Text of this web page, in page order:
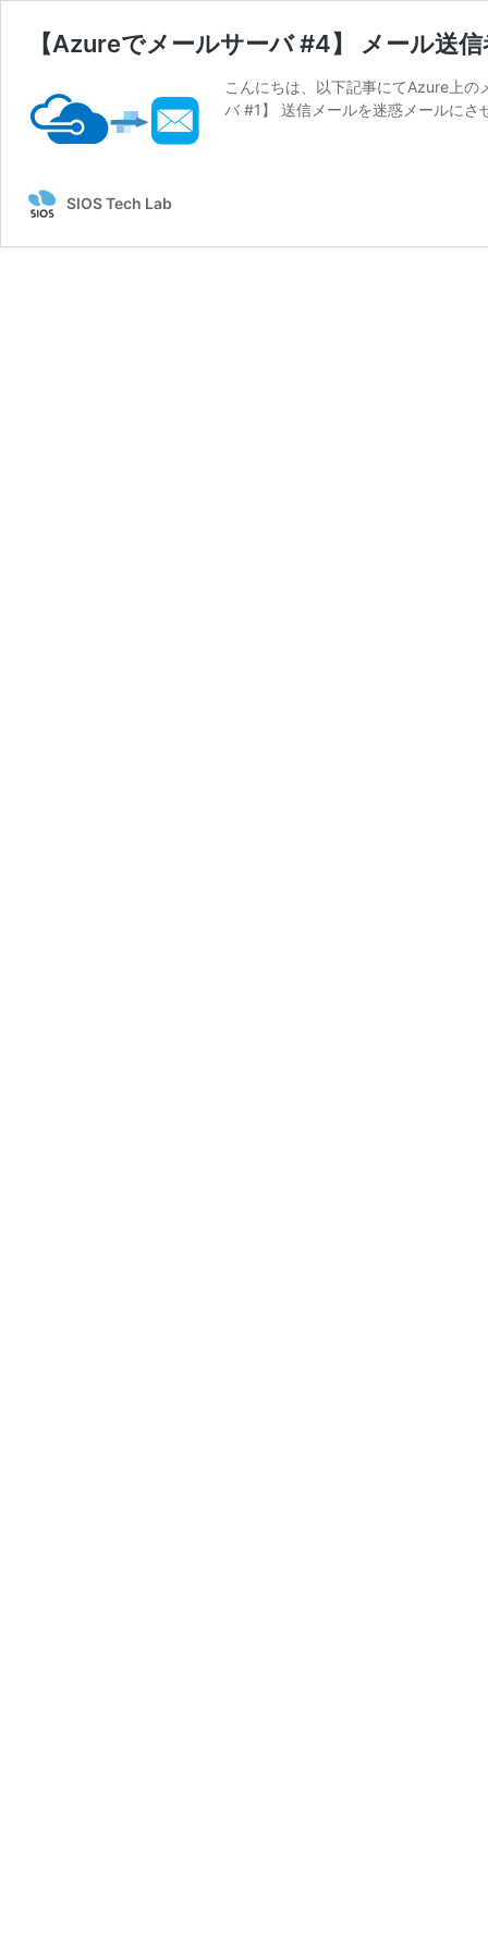
【Azureでメールサーバ #4】 メール送
こんにちは、以下記事にてAzure上
バ #1】 送信メールを迷惑メールに
SIOS Tech Lab